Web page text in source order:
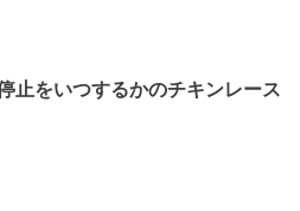
止をいつするかのチキンレース